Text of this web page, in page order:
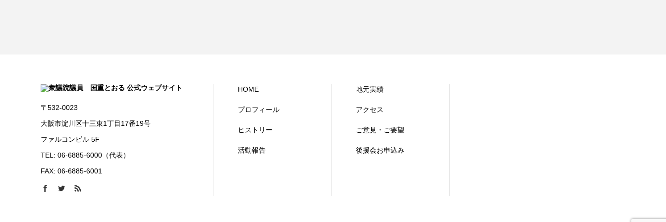
〒532-0023
大阪市淀川区十三東1丁目17番19号
ファルコンビル 5F
TEL: 06-6885-6000（代表）
FAX: 06-6885-6001
HOME
プロフィール
ヒストリー
活動報告
地元実績
アクセス
ご意見・ご要望
後援会お申込み